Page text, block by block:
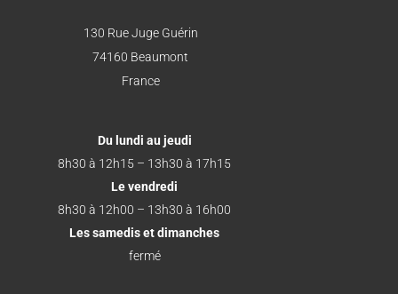
130 Rue Juge Guérin
74160 Beaumont
France
Du lundi au jeudi
8h30 à 12h15 – 13h30 à 17h15
Le vendredi
8h30 à 12h00 – 13h30 à 16h00
Les samedis et dimanches
fermé